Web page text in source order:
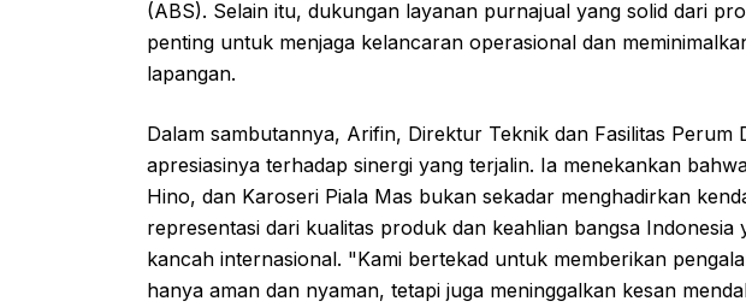
(ABS). Selain itu, dukungan layanan purnajual yang solid dari
penting untuk menjaga kelancaran operasional dan
lapangan.
Dalam sambutannya, Arifin, Direktur Teknik dan Fasilitas Perum
apresiasinya terhadap sinergi yang terjalin. Ia menekankan
Hino, dan Karoseri Piala Mas bukan sekadar menghadirkan
representasi dari kualitas produk dan keahlian bangsa Indonesia
kancah internasional. "Kami bertekad untuk memberikan
hanya aman dan nyaman, tetapi juga meninggalkan kesan